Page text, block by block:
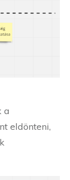
a
eldönteni,